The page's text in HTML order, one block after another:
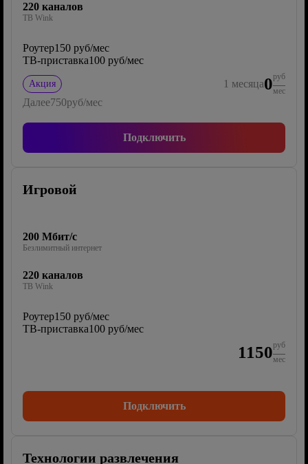
220 каналов
ТВ Wink
Роутер150 руб/мес
ТВ-приставка100 руб/мес
Акция 1 месяца0руб
мес
Далее750руб/мес
Подключить
Игровой
200 Мбит/с
Безлимитный интернет
220 каналов
ТВ Wink
Роутер150 руб/мес
ТВ-приставка100 руб/мес
1150руб
мес
Подключить
Технологии развлечения